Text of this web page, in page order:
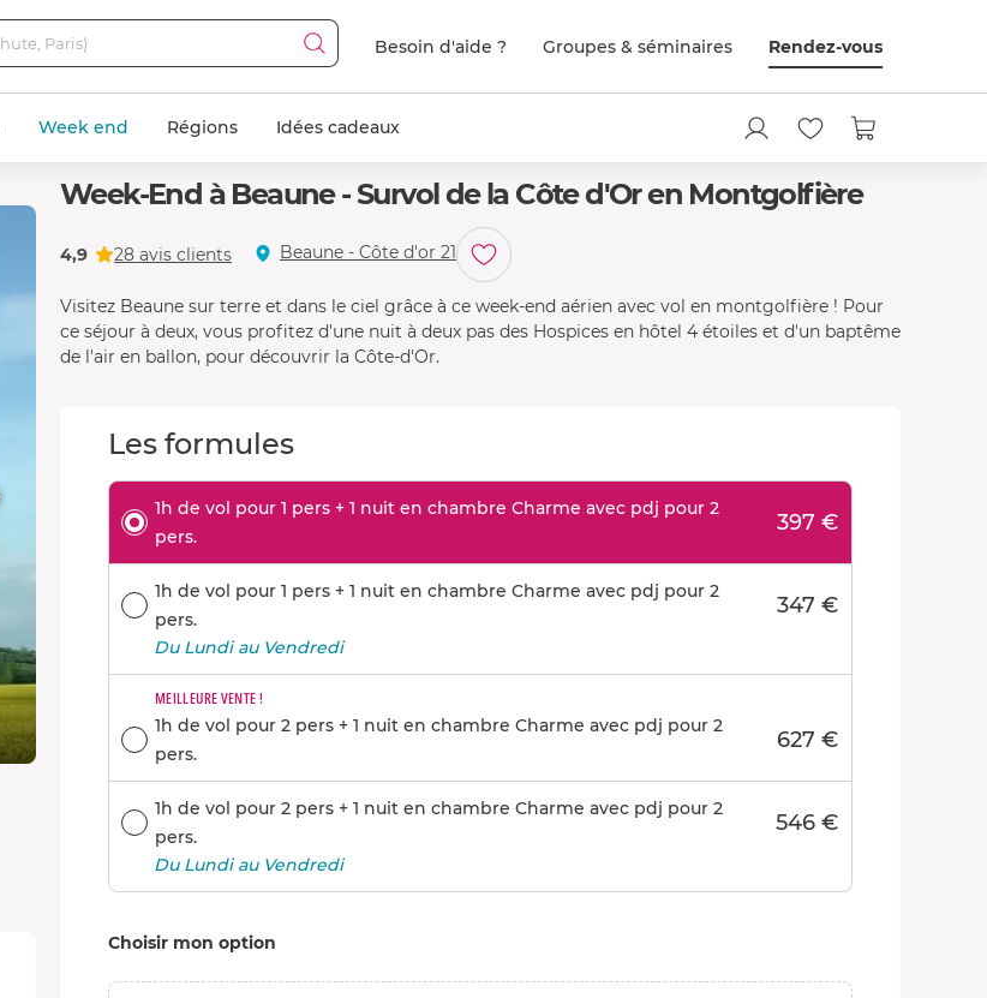
Besoin d'aide ? Groupes & séminaires Rendez-vous
Week end Régions Idées cadeaux
Week-End à Beaune - Survol de la Côte d'Or en Montgolfière
4,9 28 avis clients Beaune - Côte d'or 21
Visitez Beaune sur terre et dans le ciel grâce à ce week-end aérien avec vol en montgolfière ! Pour
ce séjour à deux, vous profitez d'une nuit à deux pas des Hospices en hôtel 4 étoiles et d'un baptême
de l'air en ballon, pour découvrir la Côte-d'Or.
Les formules
1h de vol pour 1 pers + 1 nuit en chambre Charme avec pdj pour 2
pers.
397 €
1h de vol pour 1 pers + 1 nuit en chambre Charme avec pdj pour 2
pers.
347 €
Du Lundi au Vendredi
MEILLEURE VENTE !
1h de vol pour 2 pers + 1 nuit en chambre Charme avec pdj pour 2
pers.
627 €
1h de vol pour 2 pers + 1 nuit en chambre Charme avec pdj pour 2
pers.
546 €
Du Lundi au Vendredi
Choisir mon option